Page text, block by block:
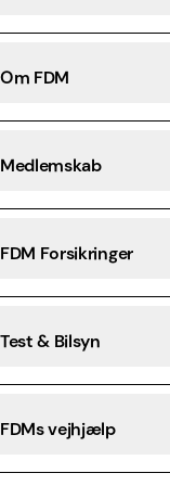
Om FDM
Medlemskab
FDM Forsikringer
Test & Bilsyn
FDMs vejhjælp